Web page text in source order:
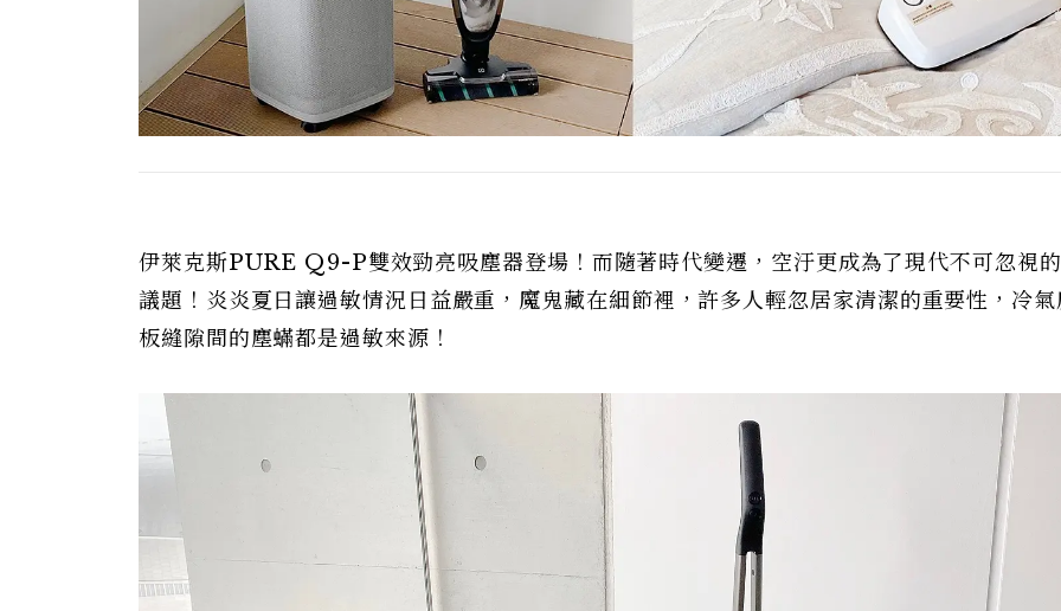
伊萊克斯PURE Q9-P雙效勁亮吸塵器登場！而隨著時代變遷，空汙更成為了現代不可忽視
議題！炎炎夏日讓過敏情況日益嚴重，魔鬼藏在細節裡，許多人輕忽居家清潔的重要性，冷
板縫隙間的塵蟎都是過敏來源！